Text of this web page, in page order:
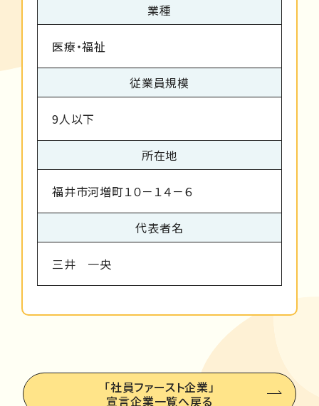
業種
医療・福祉
従業員規模
9人以下
所在地
福井市河増町１０－１４－６
代表者名
三井 一央
「社員ファースト企業」
宣言企業一覧へ戻る